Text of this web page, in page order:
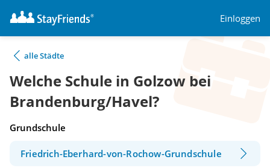
Einloggen
alle Städte
Welche Schule in Golzow bei
Brandenburg/Havel?
Grundschule
Friedrich-Eberhard-von-Rochow-Grundschule